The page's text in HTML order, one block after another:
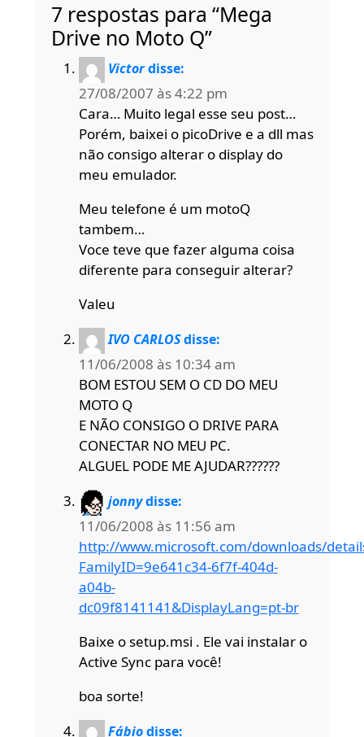
7 respostas para “Mega
Drive no Moto Q”
Victor disse:
27/08/2007 às 4:22 pm
Cara… Muito legal esse seu post…
Porém, baixei o picoDrive e a dll mas
não consigo alterar o display do
meu emulador.
Meu telefone é um motoQ
tambem…
Voce teve que fazer alguma coisa
diferente para conseguir alterar?
Valeu
IVO CARLOS disse:
11/06/2008 às 10:34 am
BOM ESTOU SEM O CD DO MEU
MOTO Q
E NÃO CONSIGO O DRIVE PARA
CONECTAR NO MEU PC.
ALGUEL PODE ME AJUDAR??????
jonny disse:
11/06/2008 às 11:56 am
http://www.microsoft.com/downloads/
FamilyID=9e641c34-6f7f-404d-
a04b-
dc09f8141141&DisplayLang=pt-br
Baixe o setup.msi . Ele vai instalar o
Active Sync para você!
boa sorte!
Fábio disse: